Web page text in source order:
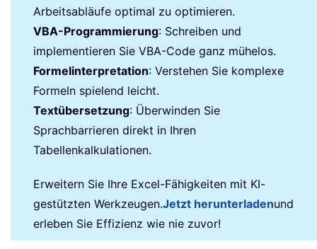
Arbeitsabläufe optimal zu optimieren.
VBA-Programmierung: Schreiben und
implementieren Sie VBA-Code ganz mühelos.
Formelinterpretation: Verstehen Sie komplexe
Formeln spielend leicht.
Textübersetzung: Überwinden Sie
Sprachbarrieren direkt in Ihren
Tabellenkalkulationen.
Erweitern Sie Ihre Excel-Fähigkeiten mit KI-
gestützten Werkzeugen.Jetzt herunterladenund
erleben Sie Effizienz wie nie zuvor!